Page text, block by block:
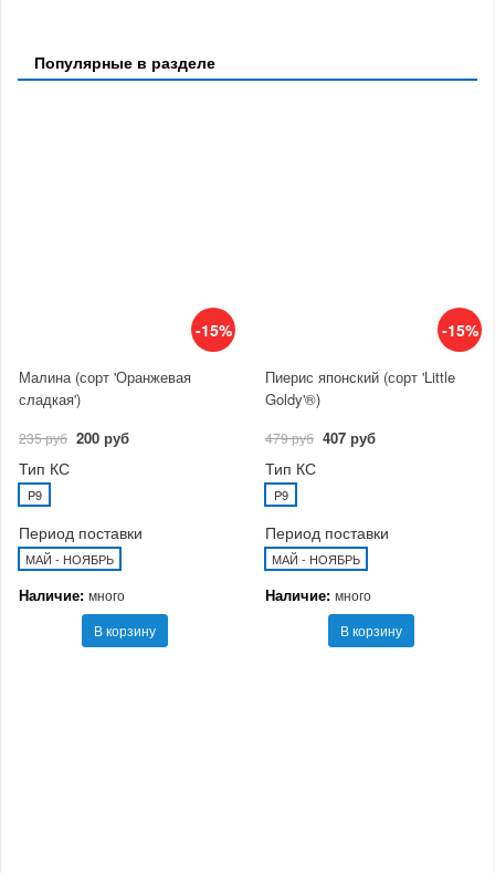
Популярные в разделе
-15%
Малина (сорт 'Оранжевая
сладкая')
235 руб 200 руб
Тип КС
P9
Период поставки
МАЙ - НОЯБРЬ
Наличие: много
В корзину
-15%
Пиерис японский (сорт 'Little
Goldy'®)
479 руб 407 руб
Тип КС
P9
Период поставки
МАЙ - НОЯБРЬ
Наличие: много
В корзину